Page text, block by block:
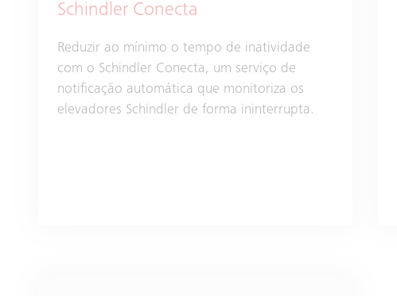
Schindler Conecta
Reduzir ao mínimo o tempo de inatividade
com o Schindler Conecta, um serviço de
notificação automática que monitoriza os
elevadores Schindler de forma ininterrupta.